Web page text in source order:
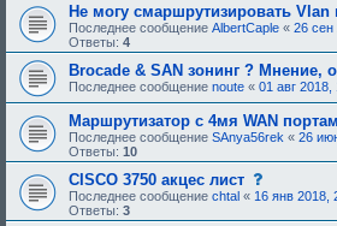
е
е
д
о
б
р
е
н
я
Не могу смаршрутизировать Vlan
Последнее сообщение AlbertCaple « 26 сен
Ответы: 4
Brocade & SAN зонинг ? Мнение,
Последнее сообщение noute « 01 авг 2018,
Маршрутизатор с 4мя WAN
Последнее сообщение SAnya56rek « 26
Ответы: 10
CISCO 3750 акцес лист
о
о
б
Последнее сообщение chtal « 16 янв 2018,
Ответы: 3